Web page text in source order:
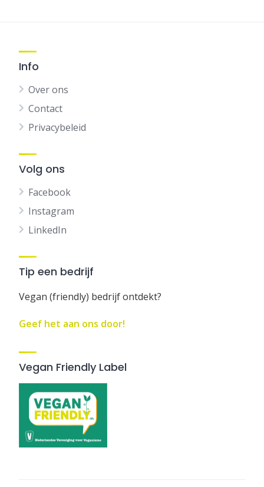
Info
Over ons
Contact
Privacybeleid
Volg ons
Facebook
Instagram
LinkedIn
Tip een bedrijf
Vegan (friendly) bedrijf ontdekt?
Geef het aan ons door!
Vegan Friendly Label